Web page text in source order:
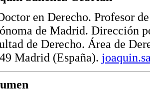
en Derecho. Profesor
de Madrid. Dirección
de Derecho. Área de
Madrid (España).